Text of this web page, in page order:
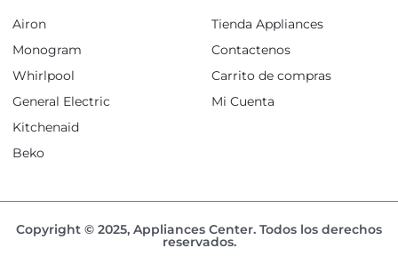
Airon
Monogram
Whirlpool
General Electric
Kitchenaid
Beko
Tienda Appliances
Contactenos
Carrito de compras
Mi Cuenta
Copyright © 2025, Appliances Center. Todos los derechos
reservados.